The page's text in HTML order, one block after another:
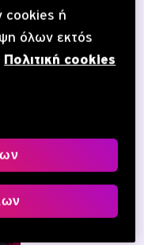
cookies ή
όλων εκτός
Πολιτική cookies